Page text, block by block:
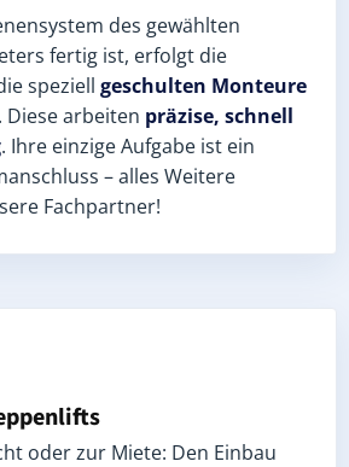
des gewählten
fertig ist, erfolgt die
speziell geschulten Monteure
arbeiten präzise, schnell
. Ihre einzige Aufgabe ist ein
– alles Weitere
Fachpartner!
oder zur Miete: Den Einbau